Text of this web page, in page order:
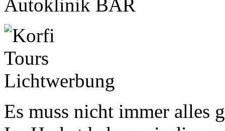
Autoklinik BÄR
Es muss nicht immer alles